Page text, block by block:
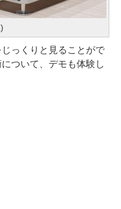
っくりと見ることがで
ついて、デモも体験し